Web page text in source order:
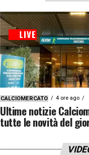
CALCIOMERCATO 4 ore ago
Ultime notizie
tutte le novità del